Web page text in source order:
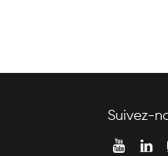
Suivez-